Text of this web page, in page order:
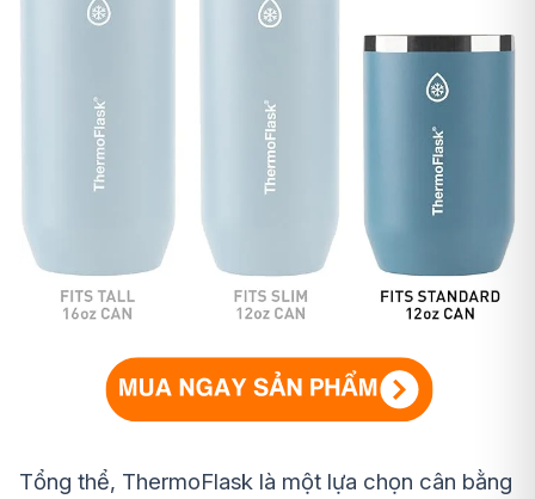
Tổng thể, ThermoFlask là một lựa chọn cân bằng